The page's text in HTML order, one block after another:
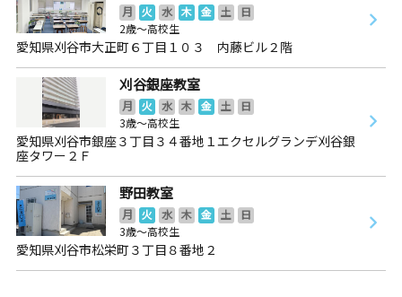
月 火 水 木 金 土
日
2歳～高校生
愛知県刈谷市大正町６丁目１０３ 内藤ビル２階
刈谷銀座教室
月 火 水 木 金 土
日
3歳～高校生
愛知県刈谷市銀座３丁目３４番地１エクセルグランデ刈谷銀
座タワー２Ｆ
野田教室
月 火 水 木 金 土
日
3歳～高校生
愛知県刈谷市松栄町３丁目８番地２